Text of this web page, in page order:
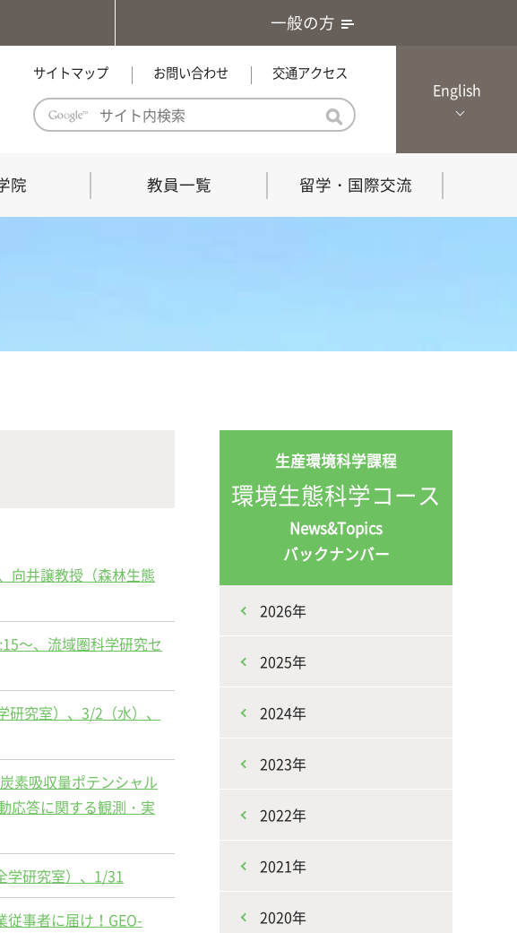
一般の方
サイトマップ お問い合わせ 交通アクセス
English
き
学科の教育における３つの方針と専
附属施設・教育研究関連施設
境学科
人と動物との共生を目指し、動物の
健康だけでなく、あらゆる命の専門
生産環境科学課程
院 教員一覧 留学・国際交流
向井譲教授（森林生態
～、流域圏科学研究セ
究室）、3/2（水）、
素吸収量ポテンシャル
応答に関する観測・実
学研究室）、1/31
従事者に届け！GEO-
生産環境科学課程
環境生態科学コース
News&Topics
バックナンバー
2026年
2025年
2024年
2023年
2022年
2021年
2020年